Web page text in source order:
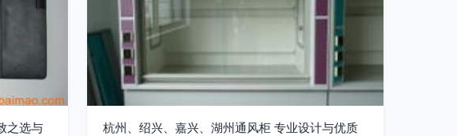
之选与
杭州、绍兴、嘉兴、湖州通风柜 专业设计与优质